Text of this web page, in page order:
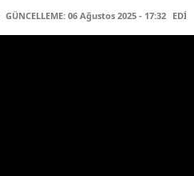
GÜNCELLEME: 06 Ağustos 2025 - 17:32